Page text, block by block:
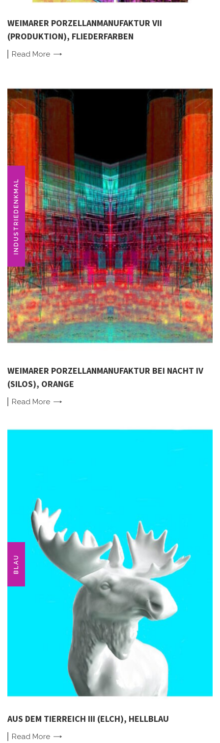
WEIMARER PORZELLANMANUFAKTUR VII
(PRODUKTION), FLIEDERFARBEN
Read More
INDUSTRIEDENKMAL
WEIMARER PORZELLANMANUFAKTUR BEI NACHT IV
(SILOS), ORANGE
Read More
BLAU
AUS DEM TIERREICH III (ELCH), HELLBLAU
Read More